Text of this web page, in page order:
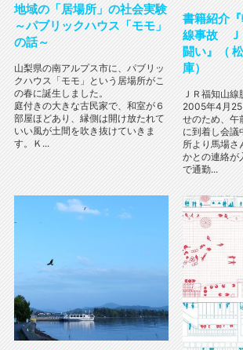
地域の「居場所」の社会実験
～パブリックハウス「モモ」
の話～
山梨県の南アルプス市に、パブリッ
クハウス「モモ」という居場所がこ
の春に誕生しました。
庭付きの大きな古民家で、和室が６
部屋ほどあり、縁側は開け放たれて
いい風が土間を吹き抜けていきま
す。Ｋ...
書籍紹介
線事故 Ｊ
闘い』（
庫）
ＪＲ福知山
2005年4月25
せのため、午
に到着し会議
所より馬場さ
かとの連絡が
で通勤...